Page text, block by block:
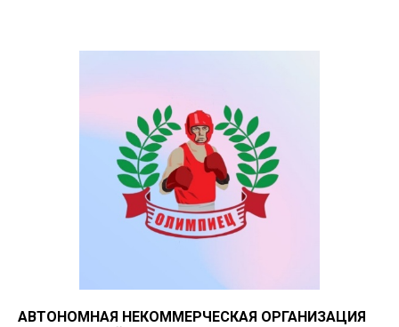
АВТОНОМНАЯ НЕКОММЕРЧЕСКАЯ ОРГАНИЗАЦИЯ